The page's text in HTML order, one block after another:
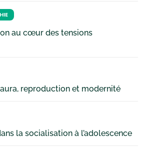
au cœur des tensions
reproduction et modernité
la socialisation à l’adolescence